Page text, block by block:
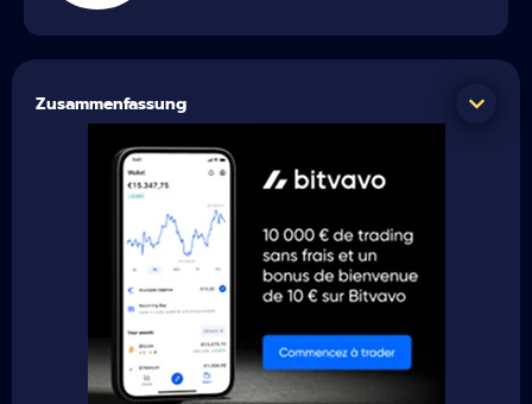
Zusammenfassung